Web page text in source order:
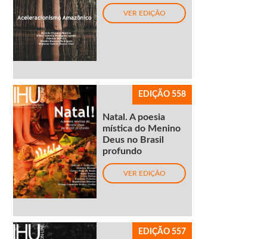
VER EDIÇÃO
EDIÇÃO 558
Natal. A poesia
mística do Menino
Deus no Brasil
profundo
VER EDIÇÃO
EDIÇÃO 557